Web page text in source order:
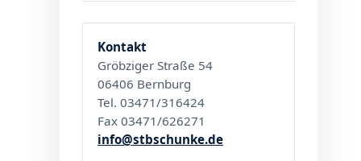
Kontakt
Gröbziger Straße 54
06406 Bernburg
Tel. 03471/316424
Fax 03471/626271
info@stbschunke.de